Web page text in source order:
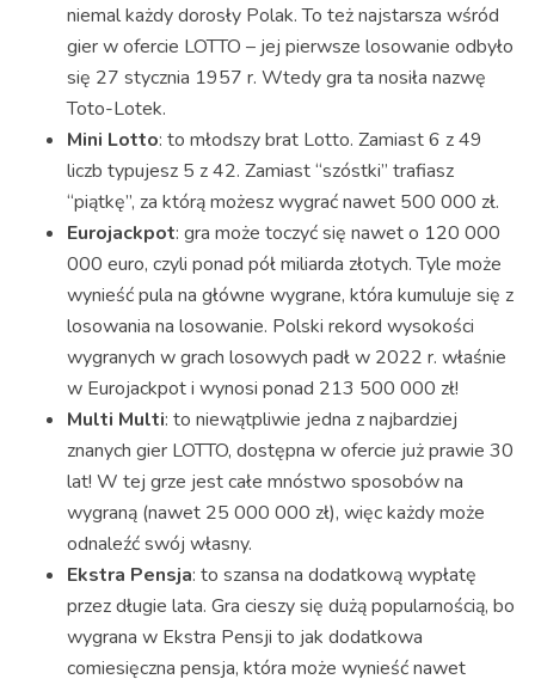
niemal każdy dorosły Polak. To też najstarsza wśród
gier w ofercie LOTTO – jej pierwsze losowanie odbyło
się 27 stycznia 1957 r. Wtedy gra ta nosiła nazwę
Toto-Lotek.
Mini Lotto: to młodszy brat Lotto. Zamiast 6 z 49
liczb typujesz 5 z 42. Zamiast “szóstki” trafiasz
“piątkę”, za którą możesz wygrać nawet 500 000 zł.
Eurojackpot: gra może toczyć się nawet o 120 000
000 euro, czyli ponad pół miliarda złotych. Tyle może
wynieść pula na główne wygrane, która kumuluje się z
losowania na losowanie. Polski rekord wysokości
wygranych w grach losowych padł w 2022 r. właśnie
w Eurojackpot i wynosi ponad 213 500 000 zł!
Multi Multi: to niewątpliwie jedna z najbardziej
znanych gier LOTTO, dostępna w ofercie już prawie 30
lat! W tej grze jest całe mnóstwo sposobów na
wygraną (nawet 25 000 000 zł), więc każdy może
odnaleźć swój własny.
Ekstra Pensja: to szansa na dodatkową wypłatę
przez długie lata. Gra cieszy się dużą popularnością, bo
wygrana w Ekstra Pensji to jak dodatkowa
comiesięczna pensja, która może wynieść nawet